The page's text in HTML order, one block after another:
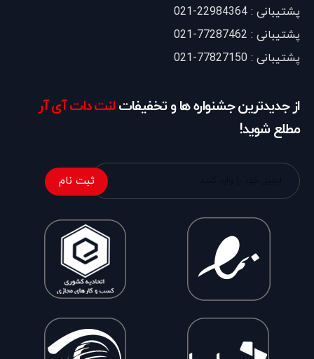
پشتیبانی : 22984364-021
پشتیبانی : 77287462-021
پشتیبانی : 77827150-021
از جدیدترین جشنواره ها و تخفیفاتلنت دات آی آر
مطلع شوید!
ثبت نام